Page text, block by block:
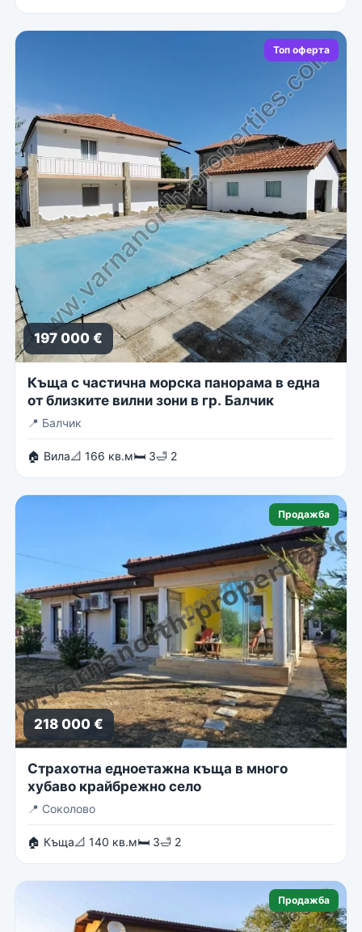
Топ оферта
197 000 €
Къща с частична морска панорама в една
от близките вилни зони в гр. Балчик
📍 Балчик
🏠 Вила📐 166 кв.м🛏 3🛁 2
Продажба
218 000 €
Страхотна едноетажна къща в много
хубаво крайбрежно село
📍 Соколово
🏠 Къща📐 140 кв.м🛏 3🛁 2
Продажба